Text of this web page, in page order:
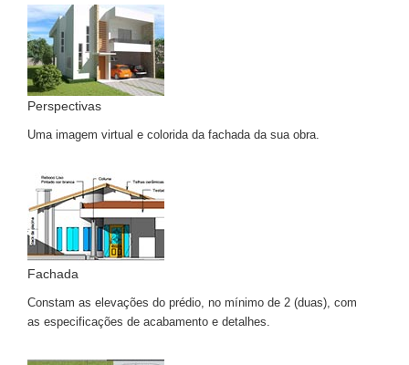
Perspectivas
Uma imagem virtual e colorida da fachada da sua obra.
Fachada
Constam as elevações do prédio, no mínimo de 2 (duas), com
as especificações de acabamento e detalhes.